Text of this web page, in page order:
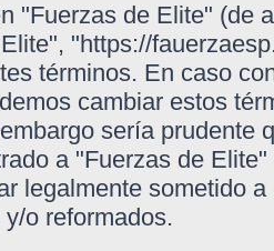
"Fuerzas de Elite" (de
"https://
términos. En caso
cambiar estos
sería prudente
a "Fuerzas de
legalmente sometido
o reformados.